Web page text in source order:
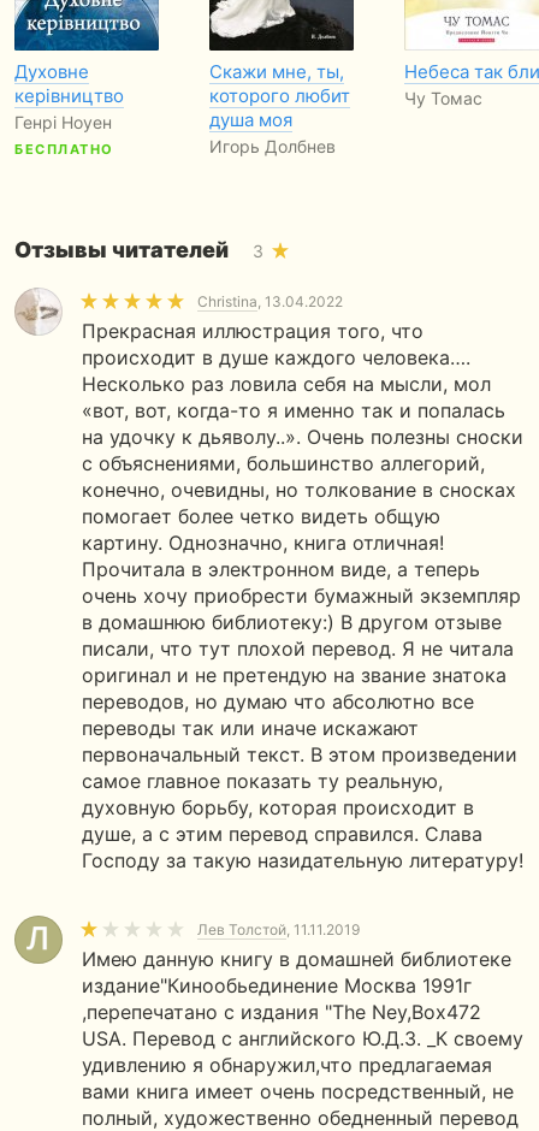
Духовне
керівництво
Генрі Ноуен
БЕСПЛАТНО
Скажи мне, ты,
которого любит
душа моя
Игорь Долбнев
Небеса так
Чу Томас
Отзывы читателей 3
Christina, 13.04.2022
Прекрасная иллюстрация того, что
происходит в душе каждого человека….
Несколько раз ловила себя на мысли, мол
«вот, вот, когда-то я именно так и попалась
на удочку к дьяволу..». Очень полезны сноски
с объяснениями, большинство аллегорий,
конечно, очевидны, но толкование в сносках
помогает более четко видеть общую
картину. Однозначно, книга отличная!
Прочитала в электронном виде, а теперь
очень хочу приобрести бумажный экземпляр
в домашнюю библиотеку:) В другом отзыве
писали, что тут плохой перевод. Я не читала
оригинал и не претендую на звание знатока
переводов, но думаю что абсолютно все
переводы так или иначе искажают
первоначальный текст. В этом произведении
самое главное показать ту реальную,
духовную борьбу, которая происходит в
душе, а с этим перевод справился. Слава
Господу за такую назидательную литературу!
Лев Толстой, 11.11.2019
Имею данную книгу в домашней библиотеке
издание"Кинообьединение Москва 1991г
,перепечатано с издания "The Ney,Box472
USA. Перевод с английского Ю.Д.З. _К своему
удивлению я обнаружил,что предлагаемая
вами книга имеет очень посредственный, не
полный, художественно обедненный перевод